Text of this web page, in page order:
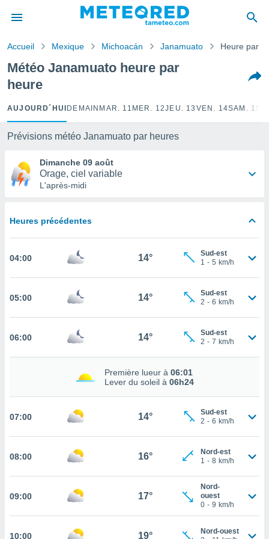
de
a
par
en
des
par le
de
des
sur
»,
CONTINUER
Accueil Mexique Michoacán Janamuato Heure par
Météo Janamuato heure par
heure
AUJOURD´HUI DEMAIN MAR. 11 MER. 12JEU. 13 VEN. 14SAM. 15
Prévisions météo Janamuato par heures
Dimanche 09 août
Orage, ciel variable
L'après-midi
Heures précédentes
04:00 14°
Sud-est
1 - 5 km/h
05:00 14°
Sud-est
2 - 6 km/h
06:00 14°
Sud-est
2 - 7 km/h
Première lueur à 06:01
Lever du soleil à 06h24
07:00 14°
Sud-est
2 - 6 km/h
08:00 16°
Nord-est
1 - 8 km/h
09:00 17°
Nord-
ouest
0 - 9 km/h
10:00 19°
Nord-ouest